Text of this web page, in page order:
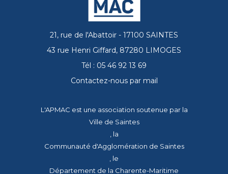
21, rue de l'Abattoir - 17100 SAINTES
43 rue Henri Giffard, 87280 LIMOGES
Tél : 05 46 92 13 69
Contactez-nous par mail
L'APMAC est une association soutenue par la
Ville de Saintes
, la
Communauté d'Agglomération de Saintes
, le
Département de la Charente-Maritime